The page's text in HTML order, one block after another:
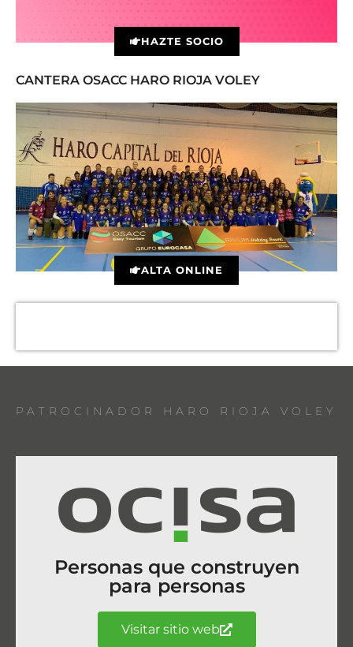
HAZTE SOCIO
CANTERA OSACC HARO RIOJA VOLEY
ALTA ONLINE
PATROCINADOR HARO RIOJA VOLEY
Personas que construyen
para personas
Visitar sitio web